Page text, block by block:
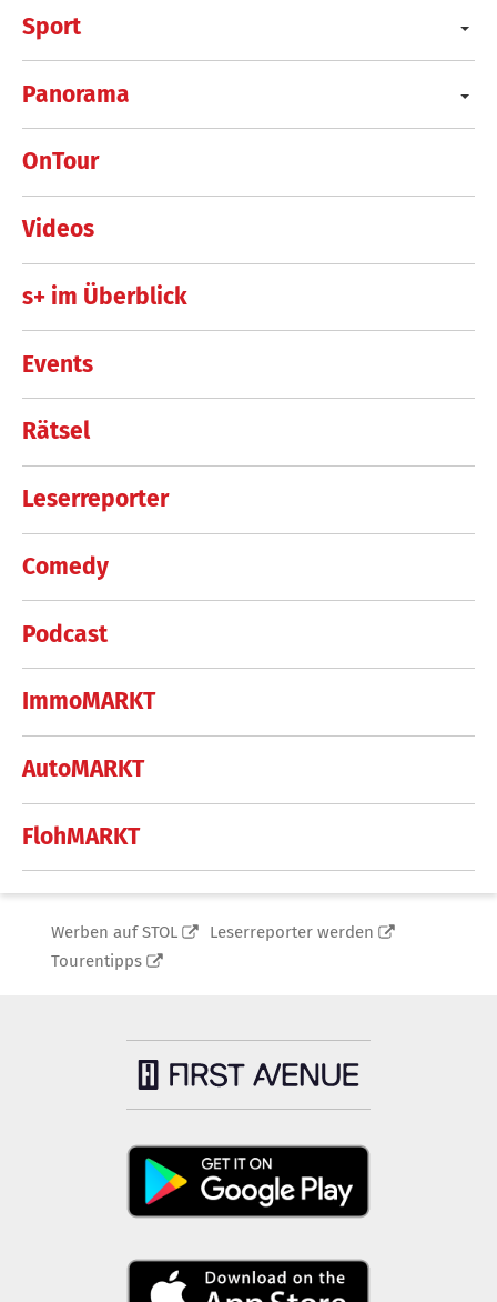
Sport
Panorama
OnTour
Videos
s+ im Überblick
Events
Rätsel
Leserreporter
Comedy
Podcast
ImmoMARKT
AutoMARKT
FlohMARKT
Werben auf STOL
Leserreporter werden
Tourentipps